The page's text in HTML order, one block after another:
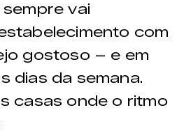
vai
com
gostoso – e em
dias da semana.
casas onde o ritmo